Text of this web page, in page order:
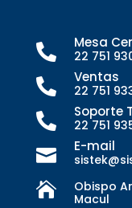
 Mesa
22 751
 Ventas
22 751
 Soporte
22 751
 E-mail

Obispo
Macul